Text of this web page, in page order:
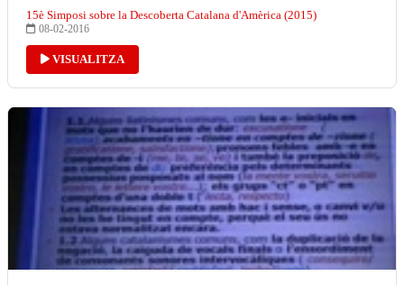
15è Simposi sobre la Descoberta Catalana d'Amèrica (2015)
08-02-2016
VISUALITZA